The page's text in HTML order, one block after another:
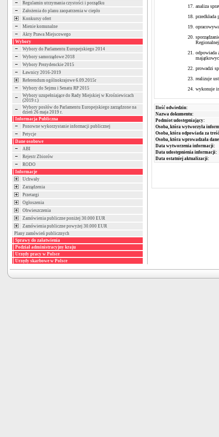
Regulamin utrzymania czystości i porządku
Założenia do planu zaopatrzenia w ciepło
Konkursy ofert
Mienie komunalne
Akty Prawa Miejscowego
Wybory
Wybory do Parlamentu Europejskiego 2014
Wybory samorządowe 2018
Wybory Prezydenckie 2015
Ławnicy 2016-2019
Referendum ogólnokrajowe 6.09.2015r
Wybory do Sejmu i Senatu RP 2015
Wybory uzupełniające do Rady Miejskiej w Krośniewicach
(2019 r.)
Wybory posłów do Parlamentu Europejskiego zarządzone na
dzień 26 maja 2019 r.
Informacja Publiczna
Ponowne wykorzystanie informacji publicznej
Petycje
Dane osobowe
ABI
Rejestr Zbiorów
RODO
Informacje
Uchwały
Zarządzenia
Przetargi
Ogłoszenia
Obwieszczenia
Zamówienia publiczne poniżej 30.000 EUR
Zamówienia publiczne powyżej 30.000 EUR
Plany zamówień publicznych
Sprawy do załatwienia
Podział administracyjny kraju
Urzędy pracy w Polsce
Urzędy skarbowe w Polsce
analiza
odpowiada
prowadzi
realizuje
wykonuje
Ilość odwiedzin:
Nazwa dokumentu:
Podmiot udostępniający:
Osoba, która wytworzyła
Osoba, która odpowiada za
Osoba, która wprowadzała
Data wytworzenia informacji:
Data udostępnienia informacji:
Data ostatniej aktualizacji: